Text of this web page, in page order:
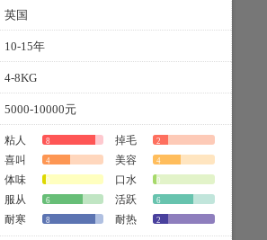
英国
10-15年
4-8KG
5000-10000元
粘人 8 掉毛 2
喜叫 4 美容 4
体味 0 口水 0
服从 6 活跃 6
耐寒 8 耐热 2